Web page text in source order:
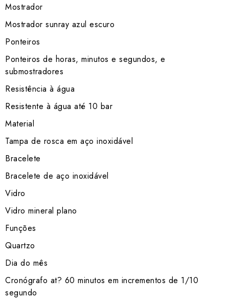
Mostrador
Mostrador sunray azul escuro
Ponteiros
Ponteiros de horas, minutos e segundos, e
submostradores
Resistência à água
Resistente à água até 10 bar
Material
Tampa de rosca em aço inoxidável
Bracelete
Bracelete de aço inoxidável
Vidro
Vidro mineral plano
Funções
Quartzo
Dia do mês
Cronógrafo at? 60 minutos em incrementos de 1/10
segundo